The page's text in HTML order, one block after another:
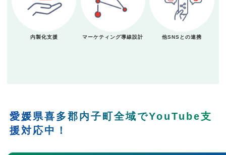
内製化支援 マーケティング導線設計 他SNSとの連携
愛媛県喜多郡内子町全域でYouTube支
援対応中！